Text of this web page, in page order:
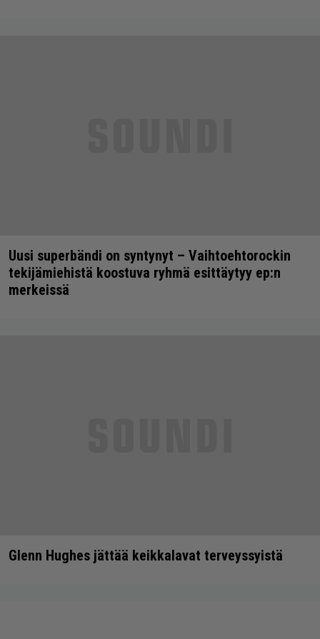
Uusi superbändi on syntynyt – Vaihtoehtorockin
tekijämiehistä koostuva ryhmä esittäytyy ep:n
merkeissä
Glenn Hughes jättää keikkalavat terveyssyistä